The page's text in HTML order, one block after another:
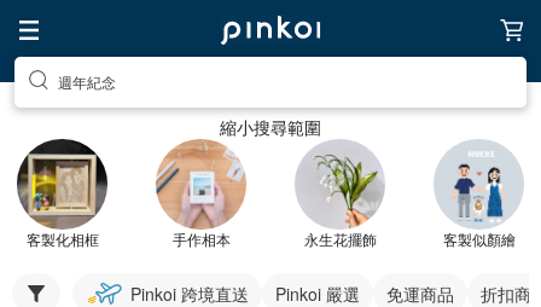
週年紀念
縮小搜尋範圍
客製化相框 手作相本 永生花擺飾 客製似顏繪
Pinkoi 跨境直送 Pinkoi 嚴選 免運商品 折扣商